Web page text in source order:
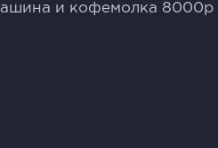
и кофемолка 8000р